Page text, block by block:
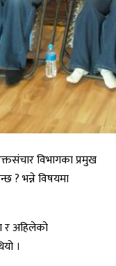
विभागका प्रमुख
? भन्ने विषयमा
र अहिलेको
।